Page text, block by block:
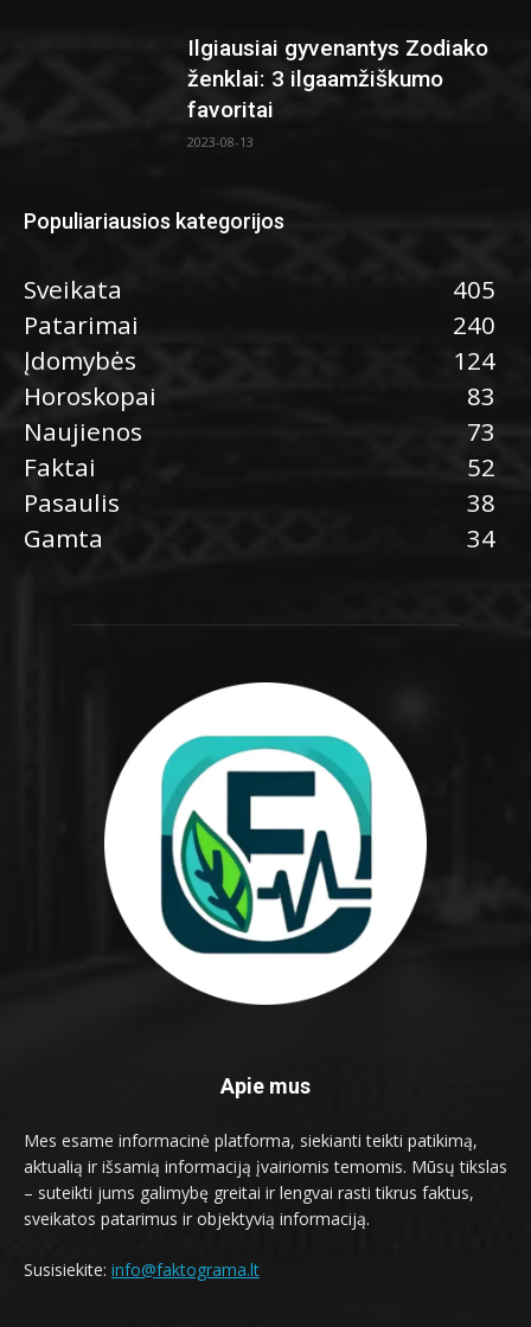
Ilgiausiai gyvenantys Zodiako
ženklai: 3 ilgaamžiškumo
favoritai
2023-08-13
Populiariausios kategorijos
Sveikata
405
Patarimai
240
Įdomybės
124
Horoskopai
83
Naujienos
73
Faktai
52
Pasaulis
38
Gamta
34
Apie mus
Mes esame informacinė platforma, siekianti teikti patikimą,
aktualią ir išsamią informaciją įvairiomis temomis. Mūsų tikslas
– suteikti jums galimybę greitai ir lengvai rasti tikrus faktus,
sveikatos patarimus ir objektyvią informaciją.
Susisiekite: info@faktograma.lt